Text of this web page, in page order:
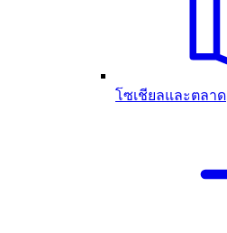
โซเชียลและตลาด